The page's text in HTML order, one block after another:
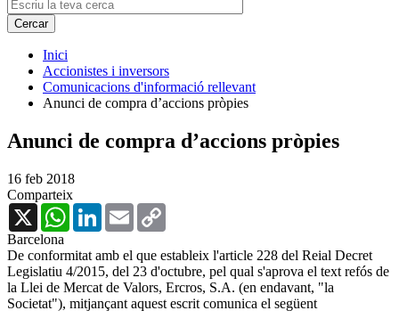
Inici
Accionistes i inversors
Comunicacions d'informació rellevant
Anunci de compra d’accions pròpies
Anunci de compra d’accions pròpies
16 feb 2018
Comparteix
X
WhatsAppLinkedInEmail
Barcelona
De conformitat amb el que estableix l'article 228 del Reial Decret
Legislatiu 4/2015, del 23 d'octubre, pel qual s'aprova el text refós de
la Llei de Mercat de Valors, Ercros, S.A. (en endavant, "la
Societat"), mitjançant aquest escrit comunica el següent